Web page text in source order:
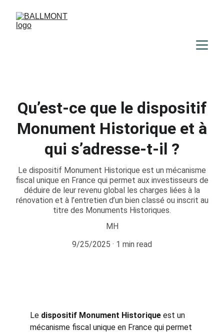
Qu’est-ce que le dispositif
Monument Historique et à
qui s’adresse-t-il ?
Le dispositif Monument Historique est un mécanisme
fiscal unique en France qui permet aux investisseurs de
déduire de leur revenu global les charges liées à la
rénovation et à l’entretien d’un bien classé ou inscrit au
titre des Monuments Historiques.
MH
9/25/2025
1 min read
Le dispositif Monument Historique est un
mécanisme fiscal unique en France qui permet